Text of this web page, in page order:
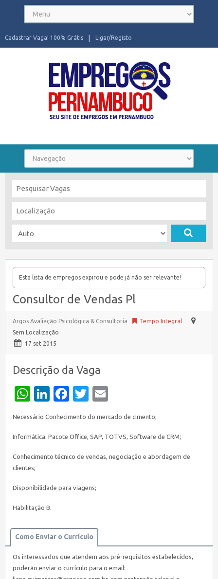
Ligar/Registo
Cadastrar Vaga! 100% Grátis
Esta lista de empregos expirou e pode já não ser relevante!
Consultor de Vendas Pl
Argos Avaliação Psicológica & Consultoria
Tempo Integral
Sem Localização
17 set 2015
Descrição da Vaga
WhatsApp
LinkedIn
Facebook
Twitter
Necessário Conhecimento do mercado de cimento;
Informática: Pacote Office, SAP, TOTVS, Software de CRM;
Conhecimento técnico de vendas, negociação e abordagem de
clientes;
Disponibilidade para viagens;
Habilitação B.
Como Enviar o Currículo
Os interessados que atendem aos pré-requisitos estabelecidos,
poderão enviar o currículo para o email: